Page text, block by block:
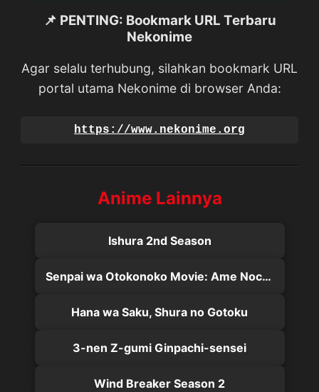
📌 PENTING: Bookmark URL Terbaru
Nekonime
Agar selalu terhubung, silahkan bookmark URL
portal utama Nekonime di browser Anda:
https://www.nekonime.org
Anime Lainnya
Ishura 2nd Season
Senpai wa Otokonoko Movie: Ame Nochi Hare
Hana wa Saku, Shura no Gotoku
3-nen Z-gumi Ginpachi-sensei
Wind Breaker Season 2